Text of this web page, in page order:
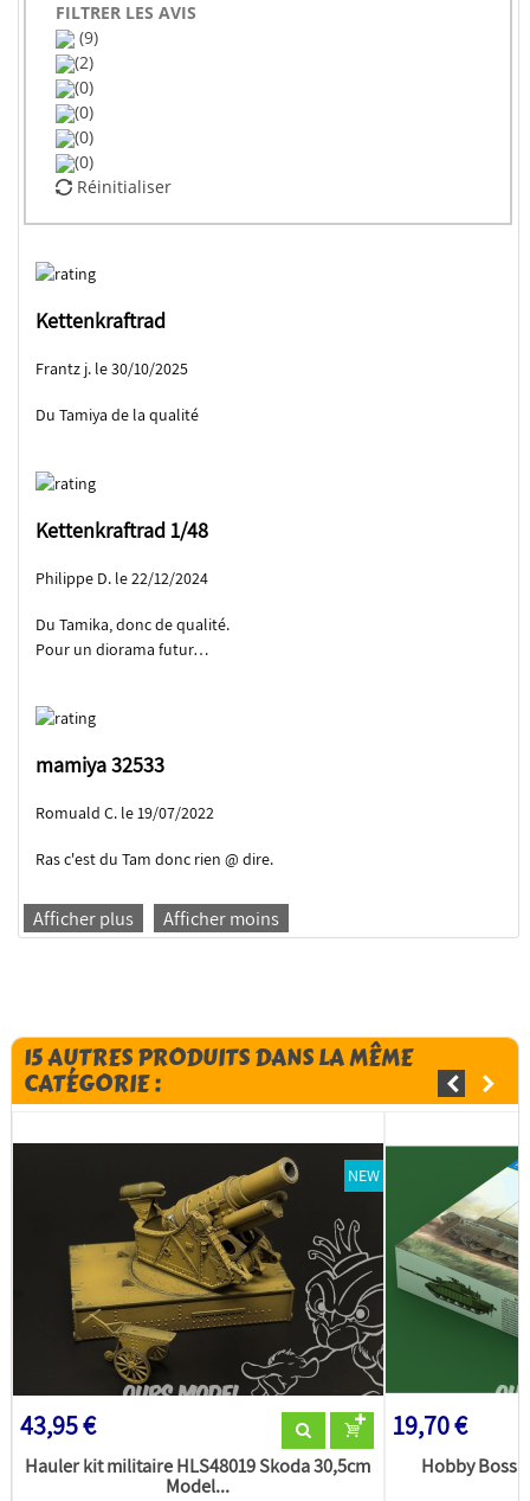
FILTRER LES AVIS
(9)
(2)
(0)
(0)
(0)
(0)
Réinitialiser
Kettenkraftrad
Frantz j. le 30/10/2025
Du Tamiya de la qualité
Kettenkraftrad 1/48
Philippe D. le 22/12/2024
Du Tamika, donc de qualité.
Pour un diorama futur…
mamiya 32533
Romuald C. le 19/07/2022
Ras c'est du Tam donc rien @ dire.
Afficher plus Afficher moins
15 AUTRES PRODUITS DANS LA MÊME
CATÉGORIE :
NEW
43,95 €
Hauler kit militaire HLS48019 Skoda 30,5cm
Model...
19,70 €
Hobby Boss